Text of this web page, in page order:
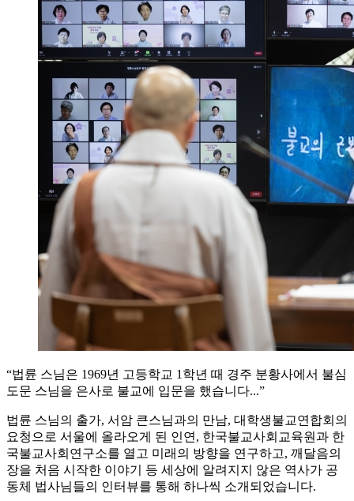
“법륜 스님은 1969년 고등학교 1학년 때 경주 분황사에서 불심
도문 스님을 은사로 불교에 입문을 했습니다...”
법륜 스님의 출가, 서암 큰스님과의 만남, 대학생불교연합회의
요청으로 서울에 올라오게 된 인연, 한국불교사회교육원과 한
국불교사회연구소를 열고 미래의 방향을 연구하고, 깨달음의
장을 처음 시작한 이야기 등 세상에 알려지지 않은 역사가 공
동체 법사님들의 인터뷰를 통해 하나씩 소개되었습니다.